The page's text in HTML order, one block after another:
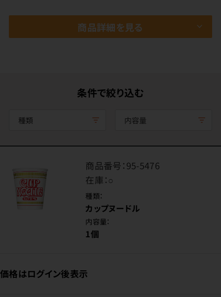
商品詳細を見る
条件で絞り込む
種類 内容量
商品番号：95-5476
在庫：○
種類：
カップヌードル
内容量：
1個
価格はログイン後表示